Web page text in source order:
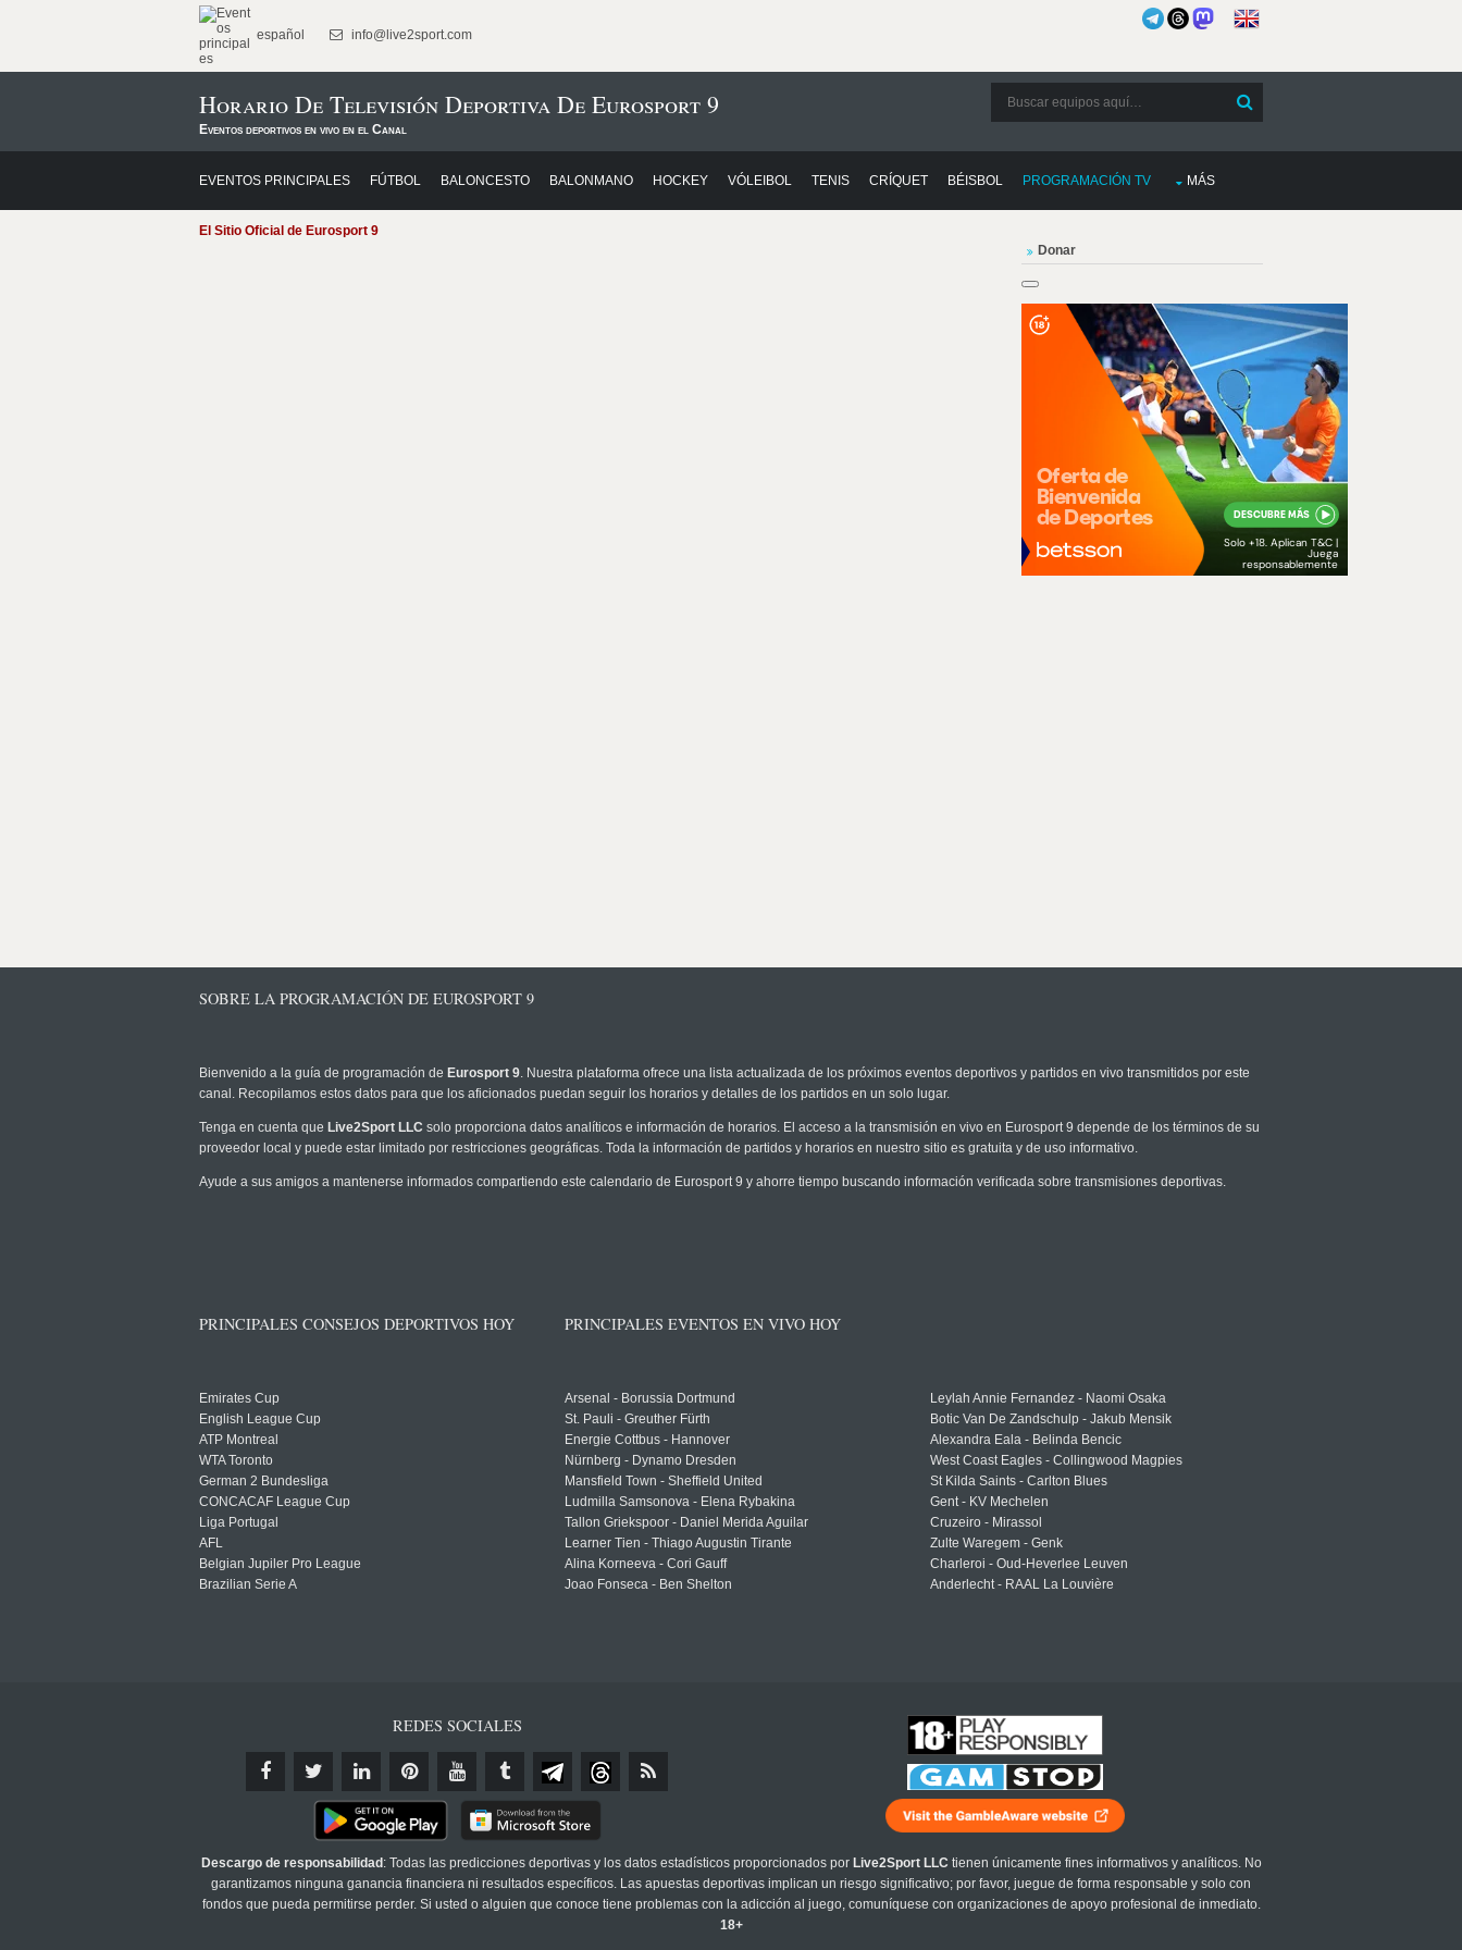
español info@live2sport.com
Horario De Televisión Deportiva De Eurosport 9
Eventos deportivos en vivo en el Canal
EVENTOS PRINCIPALES FÚTBOL BALONCESTO BALONMANO HOCKEY VÓLEIBOL TENIS CRÍQUET BÉISBOL PROGRAMACIÓN TV MÁS
El Sitio Oficial de Eurosport 9
Donar
SOBRE LA PROGRAMACIÓN DE EUROSPORT 9
Bienvenido a la guía de programación de Eurosport 9. Nuestra plataforma ofrece una lista actualizada de los próximos eventos deportivos y partidos en vivo transmitidos por este
canal. Recopilamos estos datos para que los aficionados puedan seguir los horarios y detalles de los partidos en un solo lugar.
Tenga en cuenta que Live2Sport LLC solo proporciona datos analíticos e información de horarios. El acceso a la transmisión en vivo en Eurosport 9 depende de los términos de su
proveedor local y puede estar limitado por restricciones geográficas. Toda la información de partidos y horarios en nuestro sitio es gratuita y de uso informativo.
Ayude a sus amigos a mantenerse informados compartiendo este calendario de Eurosport 9 y ahorre tiempo buscando información verificada sobre transmisiones deportivas.
PRINCIPALES CONSEJOS DEPORTIVOS HOY
Emirates Cup
English League Cup
ATP Montreal
WTA Toronto
German 2 Bundesliga
CONCACAF League Cup
Liga Portugal
AFL
Belgian Jupiler Pro League
Brazilian Serie A
PRINCIPALES EVENTOS EN VIVO HOY
Arsenal - Borussia Dortmund
St. Pauli - Greuther Fürth
Energie Cottbus - Hannover
Nürnberg - Dynamo Dresden
Mansfield Town - Sheffield United
Ludmilla Samsonova - Elena Rybakina
Tallon Griekspoor - Daniel Merida Aguilar
Learner Tien - Thiago Augustin Tirante
Alina Korneeva - Cori Gauff
Joao Fonseca - Ben Shelton
Leylah Annie Fernandez - Naomi Osaka
Botic Van De Zandschulp - Jakub Mensik
Alexandra Eala - Belinda Bencic
West Coast Eagles - Collingwood Magpies
St Kilda Saints - Carlton Blues
Gent - KV Mechelen
Cruzeiro - Mirassol
Zulte Waregem - Genk
Charleroi - Oud-Heverlee Leuven
Anderlecht - RAAL La Louvière
REDES SOCIALES
Descargo de responsabilidad : Todas las predicciones deportivas y los datos estadísticos proporcionados por Live2Sport LLC tienen únicamente fines informativos y analíticos. No
garantizamos ninguna ganancia financiera ni resultados específicos. Las apuestas deportivas implican un riesgo significativo; por favor, juegue de forma responsable y solo con
fondos que pueda permitirse perder. Si usted o alguien que conoce tiene problemas con la adicción al juego, comuníquese con organizaciones de apoyo profesional de inmediato.
18+